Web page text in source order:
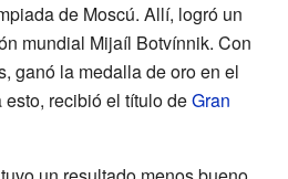
de Moscú. Allí, logró un
mundial Mijaíl Botvínnik. Con
ganó la medalla de oro en el
recibió el título deGran